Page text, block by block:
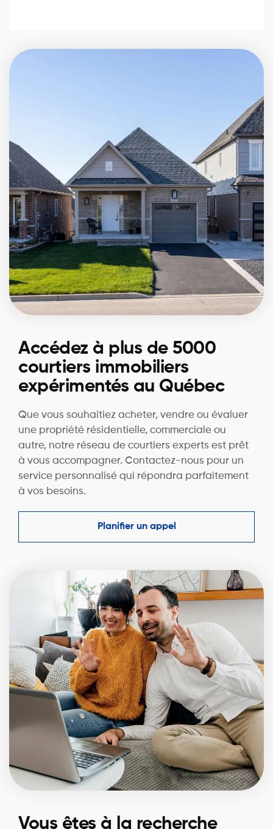
Accédez à plus de 5000
courtiers immobiliers
expérimentés au Québec
Que vous souhaitiez acheter, vendre ou évaluer
une propriété résidentielle, commerciale ou
autre, notre réseau de courtiers experts est prêt
à vous accompagner. Contactez-nous pour un
service personnalisé qui répondra parfaitement
à vos besoins.
Planifier un appel
Vous êtes à la recherche